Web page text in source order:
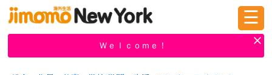
新規登録
☰
Ｗｅｌｃｏｍｅ！